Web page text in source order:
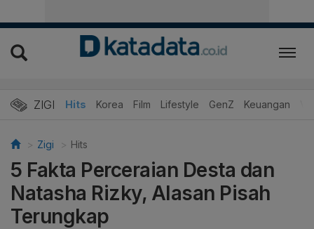
ZIGI Hits Korea Film Lifestyle GenZ Keuangan
Zigi Hits
5 Fakta Perceraian Desta dan
Natasha Rizky, Alasan Pisah
Terungkap